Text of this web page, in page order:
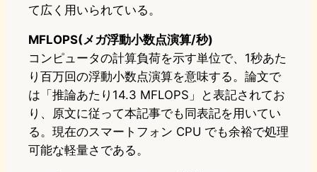
て広く用いられている。
MFLOPS(メガ浮動小数点演算/秒)
コンピュータの計算負荷を示す単位で、1秒あた
り百万回の浮動小数点演算を意味する。論文で
は「推論あたり14.3 MFLOPS」と表記されてお
り、原文に従って本記事でも同表記を用いてい
る。現在のスマートフォン CPU でも余裕で処理
可能な軽量さである。